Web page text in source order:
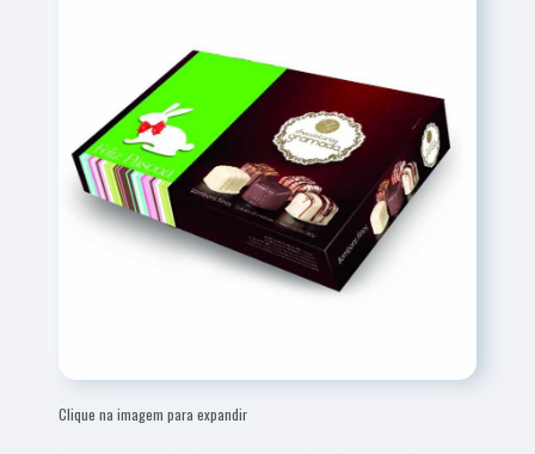
Clique na imagem para expandir